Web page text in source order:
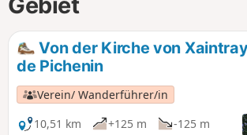
Von der Kirche von
de Pichenin
Verein/ Wanderführer/in
10,51 km
+125 m
-125 m